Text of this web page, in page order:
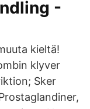
-
kieltä!
klyver
Sker